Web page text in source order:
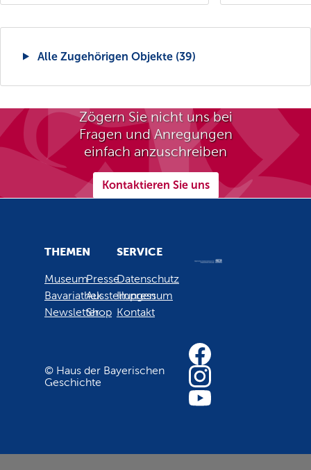
Alle Zugehörigen Objekte (39)
Zögern Sie nicht uns bei
Fragen und Anregungen
einfach anzuschreiben
Kontaktieren Sie uns
THEMEN
Museum
Bavariathek
Newsletter
Presse
Ausstellungen
Shop
SERVICE
Datenschutz
Impressum
Kontakt
© Haus der Bayerischen
Geschichte